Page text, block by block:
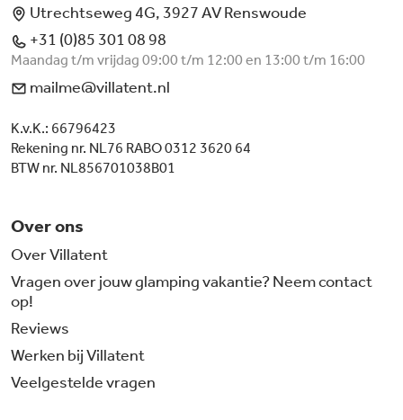
Utrechtseweg 4G, 3927 AV Renswoude
+31 (0)85 301 08 98
Maandag t/m vrijdag 09:00 t/m 12:00 en 13:00 t/m 16:00
mailme@villatent.nl
K.v.K.: 66796423
Rekening nr. NL76 RABO 0312 3620 64
BTW nr. NL856701038B01
Over ons
Over Villatent
Vragen over jouw glamping vakantie? Neem contact
op!
Reviews
Werken bij Villatent
Veelgestelde vragen